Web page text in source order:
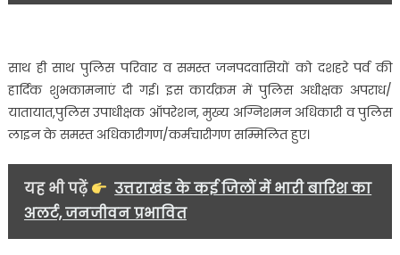
साथ ही साथ पुलिस परिवार व समस्त जनपदवासियों को दशहरे पर्व की
हार्दिक शुभकामनाएं दी गई। इस कार्यक्रम में पुलिस अधीक्षक अपराध/
यातायात,पुलिस उपाधीक्षक ऑपरेशन, मुख्य अग्निशमन अधिकारी व पुलिस
लाइन के समस्त अधिकारीगण/कर्मचारीगण सम्मिलित हुए।
यह भी पढ़ें
उत्तराखंड के कई जिलों में भारी बारिश का
अलर्ट, जनजीवन प्रभावित